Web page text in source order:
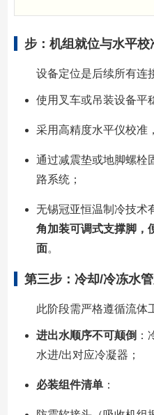
步：机组就位与水平校
设备定位是后续所有连
使用叉车或吊装设备平
采用高精度水平仪校准
通过减震垫或地脚螺栓
路系统；
无锡冠亚恒温制冷技术
角加装可调式支撑脚，
面。
第三步：冷却/冷冻水
此阶段需严格遵循流体
进出水顺序不可颠倒
水进/出对应冷凝器；
必装组件清单：